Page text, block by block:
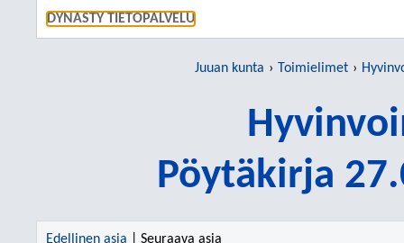
DYNASTY TIETOPALVELU
Juuan kunta Toimielimet
Pöytäkirja
Edellinen asia | Seuraava asia